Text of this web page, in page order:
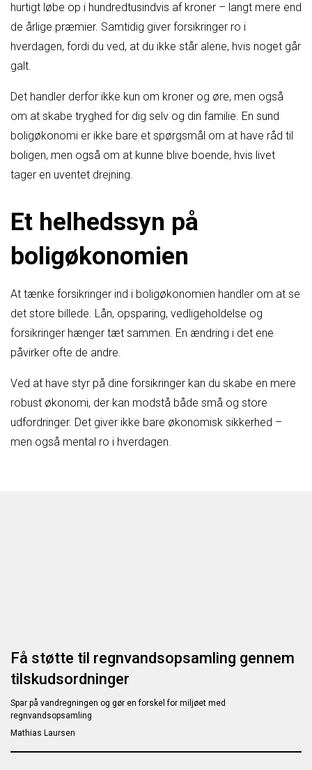
hurtigt løbe op i hundredtusindvis af kroner – langt mere end
de årlige præmier. Samtidig giver forsikringer ro i
hverdagen, fordi du ved, at du ikke står alene, hvis noget går
galt.
Det handler derfor ikke kun om kroner og øre, men også
om at skabe tryghed for dig selv og din familie. En sund
boligøkonomi er ikke bare et spørgsmål om at have råd til
boligen, men også om at kunne blive boende, hvis livet
tager en uventet drejning.
Et helhedssyn på
boligøkonomien
At tænke forsikringer ind i boligøkonomien handler om at se
det store billede. Lån, opsparing, vedligeholdelse og
forsikringer hænger tæt sammen. En ændring i det ene
påvirker ofte de andre.
Ved at have styr på dine forsikringer kan du skabe en mere
robust økonomi, der kan modstå både små og store
udfordringer. Det giver ikke bare økonomisk sikkerhed –
men også mental ro i hverdagen.
Få støtte til regnvandsopsamling gennem
tilskudsordninger
Spar på vandregningen og gør en forskel for miljøet med
regnvandsopsamling
Mathias Laursen